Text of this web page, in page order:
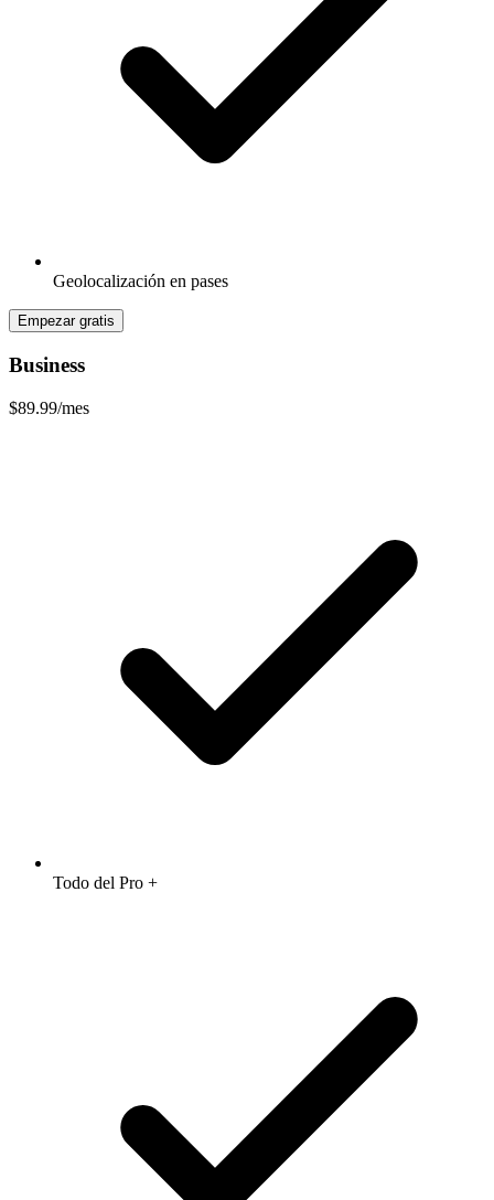
Geolocalización en pases
Empezar gratis
Business
$89.99/mes
Todo del Pro +